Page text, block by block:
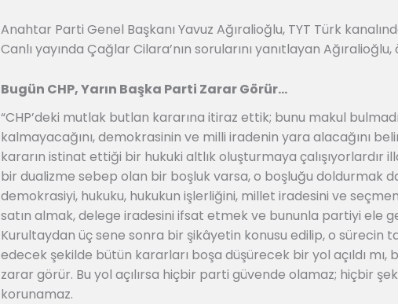
Anahtar Parti Genel Başkanı Yavuz Ağıralioğlu, TYT Türk
Canlı yayında Çağlar Cilara’nın sorularını yanıtlayan
Bugün CHP, Yarın Başka Parti Zarar Görür…
“CHP’deki mutlak butlan kararına itiraz ettik; bunu makul
kalmayacağını, demokrasinin ve milli iradenin yara alacağını
kararın istinat ettiği bir hukuki altlık oluşturmaya çalışıyorlardır
bir dualizme sebep olan bir boşluk varsa, o boşluğu doldurmak
demokrasiyi, hukuku, hukukun işlerliğini, millet iradesini ve
satın almak, delege iradesini ifsat etmek ve bununla partiyi ele
Kurultaydan üç sene sonra bir şikâyetin konusu edilip, o sürecin
edecek şekilde bütün kararları boşa düşürecek bir yol açıldı mı,
zarar görür. Bu yol açılırsa hiçbir parti güvende olamaz; hiçbir
korunamaz.